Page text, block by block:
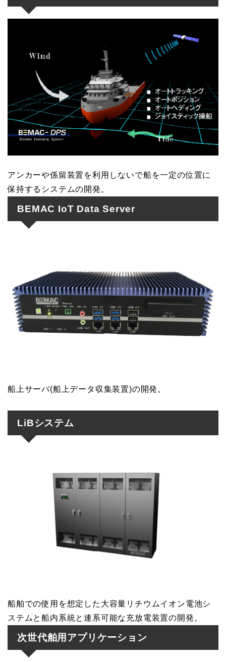
アンカーや係留装置を利用しないで船を一定の位置に
保持するシステムの開発。
BEMAC IoT Data Server
船上サーバ(船上データ収集装置)の開発。
LiBシステム
船舶での使用を想定した大容量リチウムイオン電池シ
ステムと船内系統と連系可能な充放電装置の開発。
次世代舶用アプリケーション